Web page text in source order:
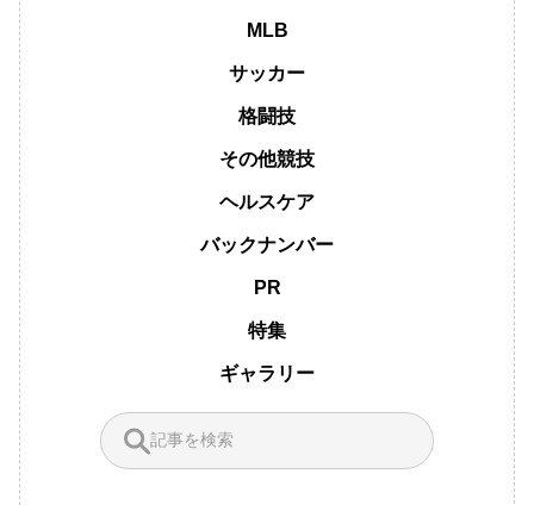
MLB
サッカー
格闘技
その他競技
ヘルスケア
バックナンバー
PR
特集
ギャラリー